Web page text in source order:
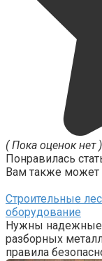
( Пока оценок нет )
Понравилась
Вам также может
Строительные
оборудование
Нужны надежные
разборных
правила